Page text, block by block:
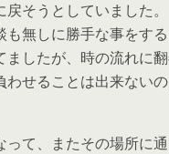
そうとしていました。
も無しに勝手な事をす
ましたが、時の流れに
わせることは出来ない
って、またその場所に